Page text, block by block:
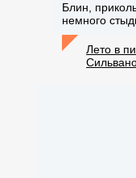
Блин,
немного
Лето в